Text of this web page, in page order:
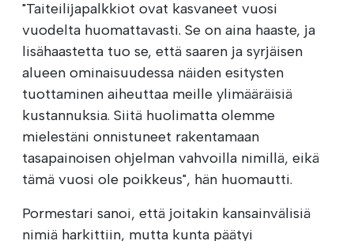
"Taiteilijapalkkiot ovat kasvaneet vuosi
vuodelta huomattavasti. Se on aina haaste, ja
lisähaastetta tuo se, että saaren ja syrjäisen
alueen ominaisuudessa näiden esitysten
tuottaminen aiheuttaa meille ylimääräisiä
kustannuksia. Siitä huolimatta olemme
mielestäni onnistuneet rakentamaan
tasapainoisen ohjelman vahvoilla nimillä, eikä
tämä vuosi ole poikkeus", hän huomautti.
Pormestari sanoi, että joitakin kansainvälisiä
nimiä harkittiin, mutta kunta päätyi